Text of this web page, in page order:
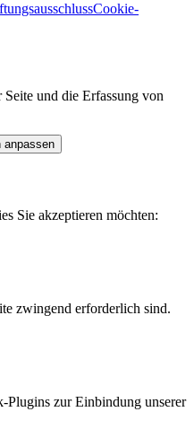
Cookie-
und die Erfassung von
anpassen
Sie akzeptieren möchten:
zwingend erforderlich sind.
Plugins zur Einbindung unserer